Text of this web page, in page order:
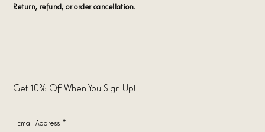
Return, refund, or order cancellation.
Get 10% Off When You Sign Up!
Email Address *